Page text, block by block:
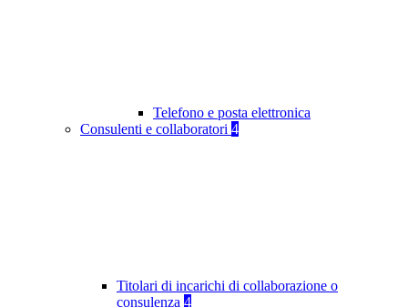
Telefono e posta elettronica
Consulenti e collaboratori 4
Titolari di incarichi di collaborazione o
consulenza 4